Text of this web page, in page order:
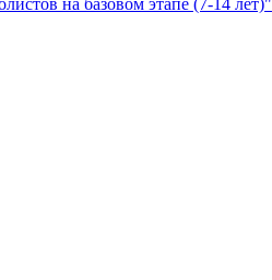
на базовом этапе (7-14 лет)"